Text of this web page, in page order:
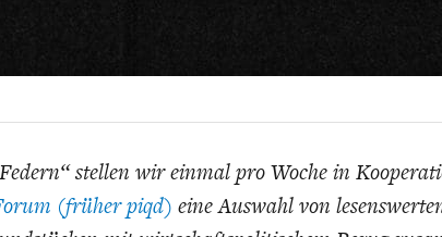
stellen wir einmal pro Woche in
(früher piqd) eine Auswahl von